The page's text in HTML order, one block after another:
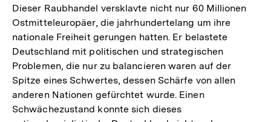
Dieser Raubhandel versklavte nicht nur 60 Millionen
Ostmitteleuropäer, die jahrhundertelang um ihre
nationale Freiheit gerungen hatten. Er belastete
Deutschland mit politischen und strategischen
Problemen, die nur zu balancieren waren auf der
Spitze eines Schwertes, dessen Schärfe von allen
anderen Nationen gefürchtet wurde. Einen
Schwächezustand konnte sich dieses